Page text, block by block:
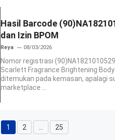
Hasil Barcode
dan Izin BPOM
Reya 08/03/2026
Nomor registrasi
Scarlett Fragrance Brightening
ditemukan pada kemasan, apalagi
marketplace ...
Halaman
1 Halaman
2 … Halaman
25